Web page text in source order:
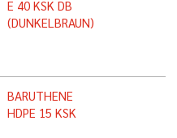
E 40 KSK DB
(DUNKELBRAUN)
BARUTHENE
HDPE 15 KSK